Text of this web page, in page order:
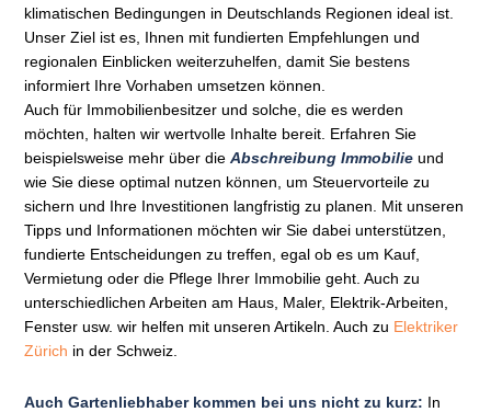
klimatischen Bedingungen in Deutschlands Regionen ideal ist.
Unser Ziel ist es, Ihnen mit fundierten Empfehlungen und
regionalen Einblicken weiterzuhelfen, damit Sie bestens
informiert Ihre Vorhaben umsetzen können.
Auch für Immobilienbesitzer und solche, die es werden
möchten, halten wir wertvolle Inhalte bereit. Erfahren Sie
beispielsweise mehr über dieAbschreibung Immobilie und
wie Sie diese optimal nutzen können, um Steuervorteile zu
sichern und Ihre Investitionen langfristig zu planen. Mit unseren
Tipps und Informationen möchten wir Sie dabei unterstützen,
fundierte Entscheidungen zu treffen, egal ob es um Kauf,
Vermietung oder die Pflege Ihrer Immobilie geht. Auch zu
unterschiedlichen Arbeiten am Haus, Maler, Elektrik-Arbeiten,
Fenster usw. wir helfen mit unseren Artikeln. Auch zu Elektriker
Zürich in der Schweiz.
Auch Gartenliebhaber kommen bei uns nicht zu kurz: In